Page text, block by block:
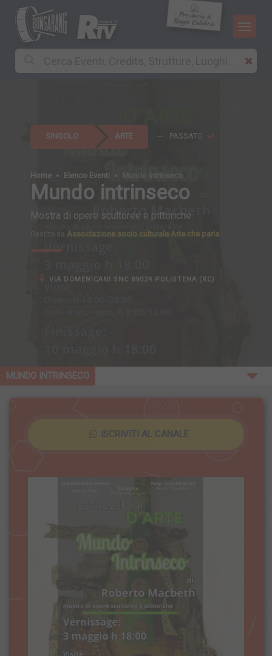
Provincia di
Reggio Calabria
SINGOLO ARTE PASSATO
Home Elenco Eventi Mundo intrinseco
Mundo intrinseco
Mostra di opere scultoree e pittoriche.
Gestito da Associazione socio culturale Arte che parla
VIA DOMENICANI SNC 89024 POLISTENA (RC)
MUNDO INTRINSECO
ISCRIVITI AL CANALE